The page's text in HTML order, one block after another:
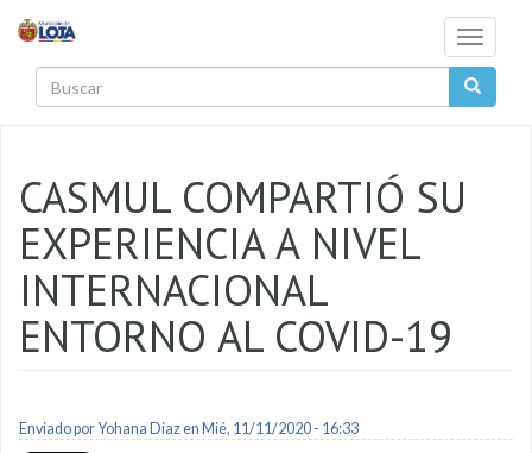
Toggle
CASMUL COMPARTIÓ SU
EXPERIENCIA A NIVEL
INTERNACIONAL
ENTORNO AL COVID-19
Enviado porYohana Diazen Mié, 11/11/2020 - 16:33